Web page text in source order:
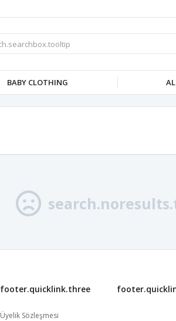
BABY CLOTHING
footer.quicklink.three
Üyelik Sözleşmesi